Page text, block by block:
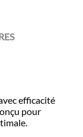
efficacité
pour